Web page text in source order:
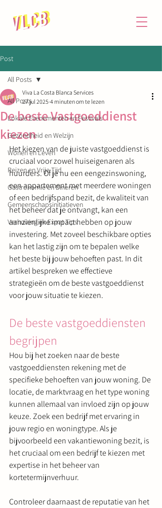
Post
All Posts
Lokale Evenementen en Festivals
Gezondheid en Welzijn
Wonen en Leven
Reizen en Vrije Tijd
Gastronomie en Dineren
Gemeenschapsinitiatieven
Verhuizing en Expat Tips
All Posts
De beste Vastgoeddienst
kiezen
Viva La Costa Blanca Services
27 jul 2025 4 minuten om te lezen
Het kiezen van de juiste vastgoeddienst is
cruciaal voor zowel huiseigenaren als
huurders. Of je nu een eengezinswoning,
een appartement met meerdere woningen
of een bedrijfspand bezit, de kwaliteit van
het beheer dat je ontvangt, kan een
aanzienlijke impact hebben op jouw
investering. Met zoveel beschikbare opties
kan het lastig zijn om te bepalen welke
het beste bij jouw behoeften past. In dit
artikel bespreken we effectieve
strategieën om de beste vastgoeddienst
voor jouw situatie te kiezen.
De beste vastgoeddiensten
begrijpen
Hou bij het zoeken naar de beste
vastgoeddiensten rekening met de
specifieke behoeften van jouw woning. De
locatie, de marktvraag en het type woning
kunnen allemaal van invloed zijn op jouw
keuze. Zoek een bedrijf met ervaring in
jouw regio en woningtype. Als je
bijvoorbeeld een vakantiewoning bezit, is
het cruciaal om een bedrijf te kiezen met
expertise in het beheer van
kortetermijnverhuur.
Controleer daarnaast de reputatie van het